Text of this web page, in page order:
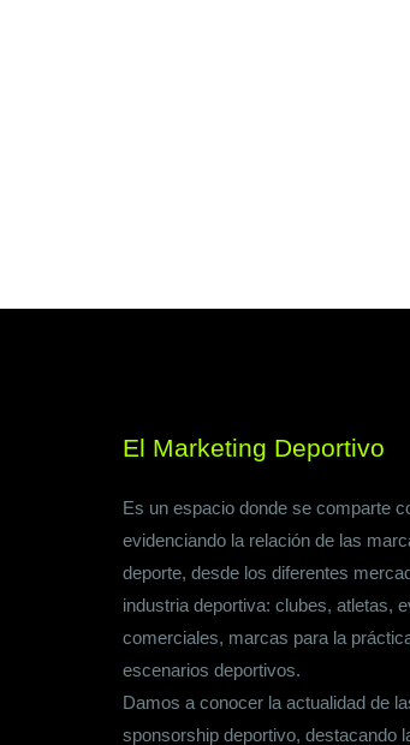
El Marketing Deportivo
Es un espacio donde se comparte
evidenciando la relación de las
deporte, desde los diferentes
industria deportiva: clubes, atletas,
comerciales, marcas para la
escenarios deportivos.
Damos a conocer la actualidad de
sponsorship deportivo, destacando